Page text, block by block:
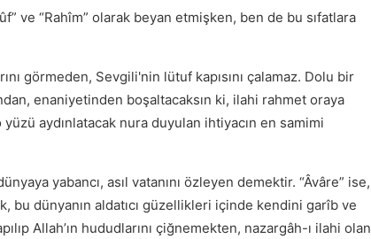
ve “Rahîm” olarak beyan etmişken, ben de bu sıfatlara
görmeden, Sevgili'nin lütuf kapısını çalamaz. Dolu bir
enaniyetinden boşaltacaksın ki, ilahi rahmet oraya
aydınlatacak nura duyulan ihtiyacın en samimi
yabancı, asıl vatanını özleyen demektir. “Âvâre” ise,
bu dünyanın aldatıcı güzellikleri içinde kendini garîb ve
Allah’ın hududlarını çiğnemekten, nazargâh-ı ilahi olan